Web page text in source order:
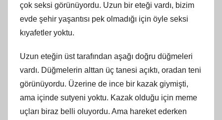
çok seksi görünüyordu. Uzun bir eteği vardı, bizim
evde şehir yaşantısı pek olmadığı için öyle seksi
kıyafetler yoktu.
Uzun eteğin üst tarafından aşağı doğru düğmeleri
vardı. Düğmelerin alttan üç tanesi açıktı, oradan teni
görünüyordu. Üzerine de ince bir kazak giymişti,
ama içinde sutyeni yoktu. Kazak olduğu için meme
uçları biraz belli oluyordu. Ama hareket ederken